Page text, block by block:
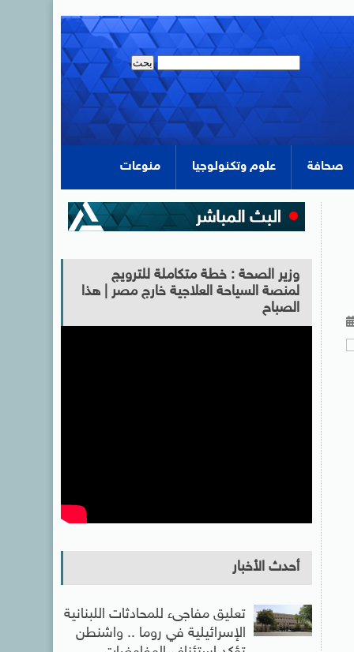
صحافة علوم وتكنولوجيا منوعات
وزير الصحة : خطة متكاملة للترويج
لمنصة السياحة العلاجية خارج مصر | هذا
الصباح
أحدث الأخبار
تعليق مفاجىء للمحادثات اللبنانية
الإسرائيلية في روما .. واشنطن